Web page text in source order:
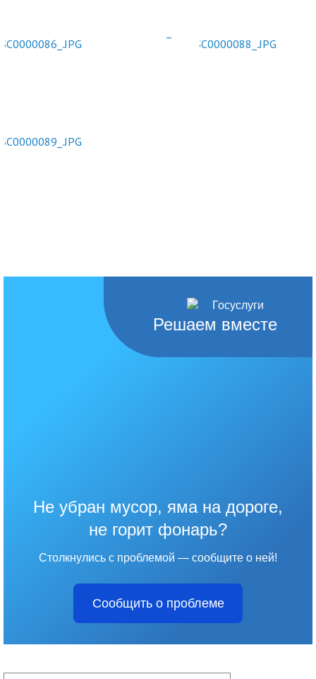
Решаем вместе
Не убран мусор, яма на дороге,
не горит фонарь?
Столкнулись с проблемой — сообщите о ней!
Сообщить о проблеме